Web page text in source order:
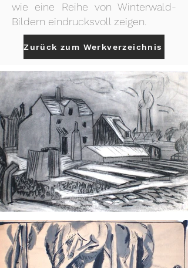
wie eine Reihe von Winterwald-
Bildern eindrucksvoll zeigen.
Zurück zum Werkverzeichnis